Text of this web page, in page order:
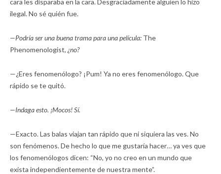
cara les disparaba en la cara. Desgraciadamente alguien lo hizo
ilegal. No sé quién fue.
—Podría ser una buena trama para una película: The
Phenomenologist, ¿no?
—¿Eres fenomenólogo? ¡Pum! Ya no eres fenomenólogo. Que
rápido se te quitó.
—Indaga esto. ¡Mocos! Sí.
—Exacto. Las balas viajan tan rápido que ni siquiera las ves. No
son fenómenos. De hecho lo que me gustaría hacer… ya ves que
los fenomenólogos dicen: “No, yo no creo en un mundo que
exista independientemente de nuestra mente”.